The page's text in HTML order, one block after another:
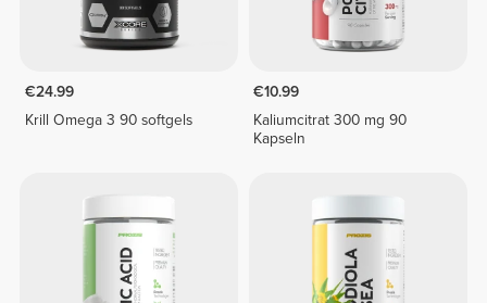
€24.99
Krill Omega 3 90 softgels
€10.99
Kaliumcitrat 300 mg 90
Kapseln